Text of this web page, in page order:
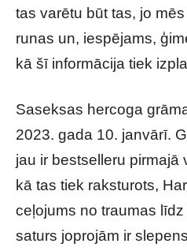
tas varētu būt tas, jo
runas un, iespējams,
kā šī informācija tiek
Saseksas hercoga
2023. gada 10. janvārī.
jau ir bestselleru pirmajā
kā tas tiek raksturots,
ceļojums no traumas
saturs joprojām ir